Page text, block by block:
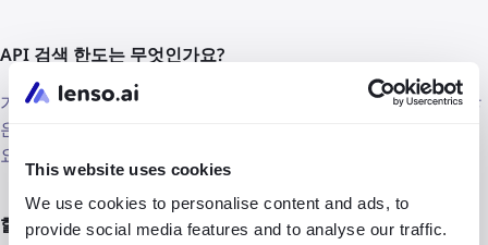
This website uses cookies
We use cookies to personalise content and ads, to
provide social media features and to analyse our traffic.
API 검색 한도는 무엇인가요?
기본 개발자 구독은 월 5,000개의 API 요청을 지원합니다. 더 많
은 요청을 원하시면 이메일(contact@lenso.ai)로 개별 제안을
요청하세요.
할인이 있나요?